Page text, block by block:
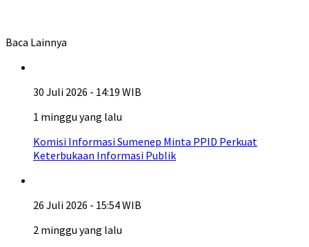
Baca Lainnya
30 Juli 2026 - 14:19 WIB
1 minggu yang lalu
Komisi Informasi Sumenep Minta PPID Perkuat
Keterbukaan Informasi Publik
26 Juli 2026 - 15:54 WIB
2 minggu yang lalu